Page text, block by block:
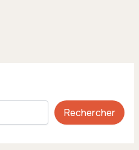
Rechercher